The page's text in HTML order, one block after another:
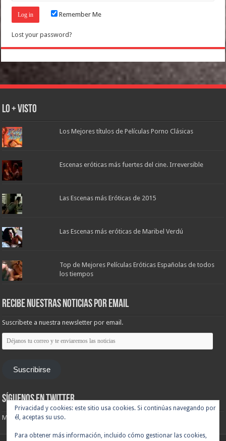
Remember Me
Lost your password?
Lo + Visto
Los Mejores títulos de Películas Porno Clásicas
Escenas eróticas más fuertes del cine. Irreversible
Las Escenas más Eróticas de 2015
Las Escenas más eróticas de Maribel Verdú
Top de Mejores Películas Eróticas Españolas de todos
los tiempos
Recibe nuestras noticias por email
Suscribete a nuestra newsletter por email.
Déjanos
tu
correo
enviaremos
Suscribirse
Síguenos en Twitter
Mis tuits
Privacidad y cookies: este sitio usa cookies. Si continúas navegando por
él, aceptas su uso.
Para obtener más información, incluido cómo gestionar las cookies,